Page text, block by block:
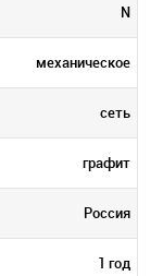
N
механическое
сеть
графит
Россия
1 год